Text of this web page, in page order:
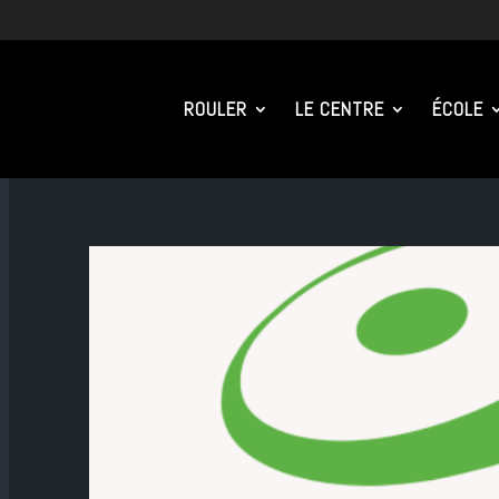
ROULER LE CENTRE ÉCOLE